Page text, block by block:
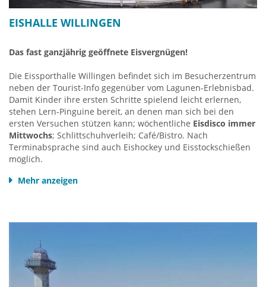
MehrDiemelsee-Infos HIER
EISHALLE WILLINGEN
Das fast ganzjährig geöffnete Eisvergnügen!
Die Eissporthalle Willingen befindet sich im Besucherzentrum
neben der Tourist-Info gegenüber vom Lagunen-Erlebnisbad.
Damit Kinder ihre ersten Schritte spielend leicht erlernen,
stehen Lern-Pinguine bereit, an denen man sich bei den
ersten Versuchen stützen kann; wöchentliche Eisdisco immer
Mittwochs; Schlittschuhverleih; Café/Bistro. Nach
Terminabsprache sind auch Eishockey und Eisstockschießen
möglich.
Eissporthalle
Homepage
Mehr anzeigen